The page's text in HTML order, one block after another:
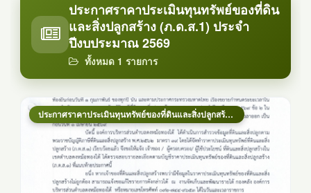
ประกาศราคาประเมินทุนทรัพย์ของที่ดิน
และสิ่งปลูกสร้าง (ภ.ด.ส.1) ประจำ
ปีงบประมาณ 2569
ทั้งหมด 1 รายการ
ประกาศราคาประเมินทุนทรัพย์ของที่ดินและสิ่งปลูกสร้าง (ภ.ด.ส.1) ประจำปีงบประมาณ 2569